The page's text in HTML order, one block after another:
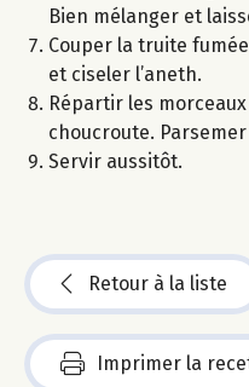
Bien mélanger et
Couper la truite
et ciseler l’aneth.
Répartir les
choucroute. Parsemer
Servir aussitôt.
Retour à la liste
Imprimer la